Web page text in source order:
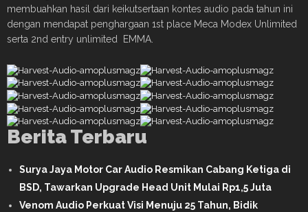
membuahkan hasil dari keikutsertaan kontes audio pada tahun ini
dengan mendapat penghargaan 1st place Meca Modex Unlimited
serta 2nd entry unlimited EMMA.
Berita Terbaru
Surya Jaya Motor Car Audio Resmikan Cabang Ketiga di
BSD, Tawarkan Upgrade Head Unit Mulai Rp1,5 Juta
Venom Audio Perkuat Visi Menuju 25 Tahun, Bidik